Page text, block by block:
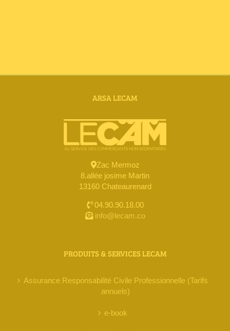
ARSA LECAM
Zac Mermoz
8.allée josime Martin
13160 Chateaurenard
04.90.90.18.00
info@lecam.co
PRODUITS & SERVICES LECAM
Assurance Responsabilité Civile Professionnelle (Tarifs
annuels)
e-book